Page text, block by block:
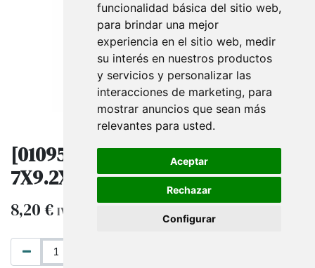
funcionalidad básica del sitio web,
para brindar una mejor
experiencia en el sitio web, medir
su interés en nuestros productos
y servicios y personalizar las
interacciones de marketing, para
mostrar anuncios que sean más
relevantes para usted.
Aceptar
Rechazar
Configurar
[010952] Cajita Joyería Violeta
7X9.2X3Cm 18 Unidades/Paq
8,20€ IVA excluido